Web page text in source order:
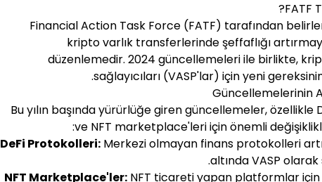
FATF
Financial Action Task Force (FATF) tarafından
kripto varlık transferlerinde şeffaflığı
düzenlemedir. 2024 güncellemeleri ile birlikte,
sağlayıcıları (VASP'lar) için yeni
Bu yılın başında yürürlüğe giren güncellemeler,
ve NFT marketplace'leri için önemli
DeFi Protokolleri: Merkezi olmayan finans protokolleri
altında VASP olarak
NFT Marketplace'ler: NFT ticareti yapan platformlar